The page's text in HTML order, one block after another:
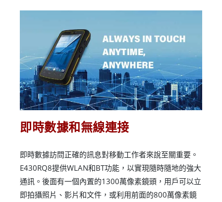
即時數據和無線連接
即時數據訪問正確的訊息對移動工作者來說至關重要。
E430RQ8提供WLAN和BT功能，以實現隨時隨地的強大
通訊。後面有一個內置的1300萬像素鏡頭，用戶可以立
即拍攝照片、影片和文件，或利用前面的800萬像素鏡